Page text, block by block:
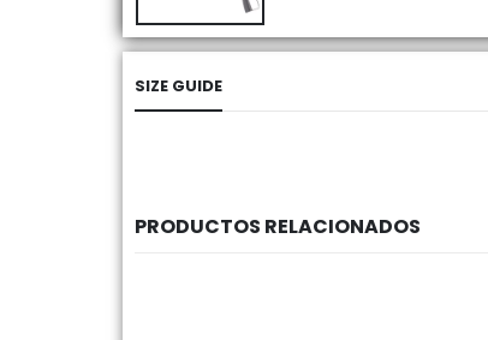
SIZE GUIDE
PRODUCTOS RELACIONADOS